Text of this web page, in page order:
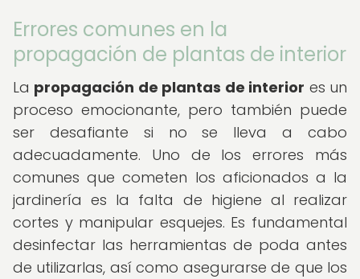
Errores comunes en la
propagación de plantas de interior
La propagación de plantas de interior es un
proceso emocionante, pero también puede
ser desafiante si no se lleva a cabo
adecuadamente. Uno de los errores más
comunes que cometen los aficionados a la
jardinería es la falta de higiene al realizar
cortes y manipular esquejes. Es fundamental
desinfectar las herramientas de poda antes
de utilizarlas, así como asegurarse de que los